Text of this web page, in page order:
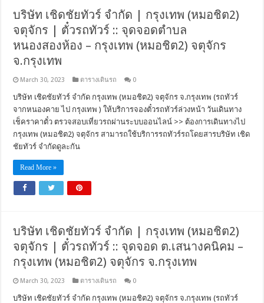
บริษัท เชิดชัยทัวร์ จำกัด | กรุงเทพ (หมอชิต2)
จตุจักร | ตั๋วรถทัวร์ :: จุดจอดตำบล
หนองสองห้อง – กรุงเทพ (หมอชิต2) จตุจักร
จ.กรุงเทพ
March 30, 2023 ตารางเดินรถ 0
บริษัท เชิดชัยทัวร์ จำกัด กรุงเทพ (หมอชิต2) จตุจักร จ.กรุงเทพ (รถทัวร์
จากหนองคาย ไป กรุงเทพ ) ให้บริการจองตั๋วรถทัวร์ล่วงหน้า วันเดินทาง
เช็คราคาตั๋ว ตรวจสอบเที่ยวรถผ่านระบบออนไลน์ >> ต้องการเดินทางไป
กรุงเทพ (หมอชิต2) จตุจักร สามารถใช้บริการรถทัวร์รถโดยสารบริษัท เชิด
ชัยทัวร์ จำกัดดูละกัน
Read More »
บริษัท เชิดชัยทัวร์ จำกัด | กรุงเทพ (หมอชิต2)
จตุจักร | ตั๋วรถทัวร์ :: จุดจอด ต.เสนางคนิคม –
กรุงเทพ (หมอชิต2) จตุจักร จ.กรุงเทพ
March 30, 2023 ตารางเดินรถ 0
บริษัท เชิดชัยทัวร์ จำกัด กรุงเทพ (หมอชิต2) จตุจักร จ.กรุงเทพ (รถทัวร์